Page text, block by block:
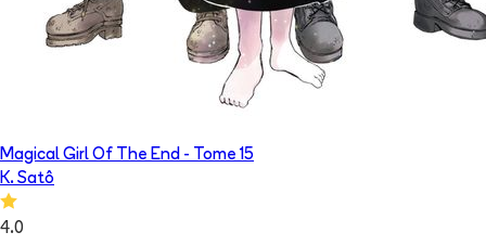
Magical Girl Of The End - Tome 15
K. Satô
4.0